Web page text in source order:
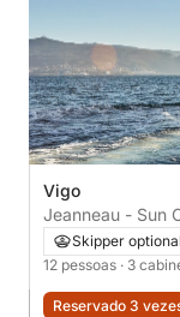
Vigo
Jeanneau - Sun
Skipper optional
12 pessoas · 3
Reservado 3